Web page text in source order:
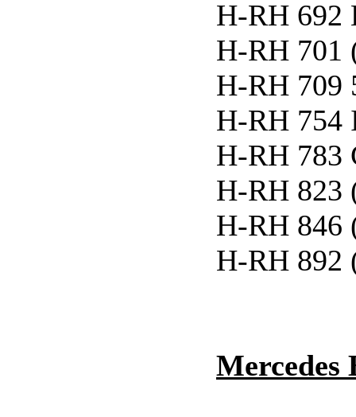
H-RH 692
H-RH 701
H-RH 709
H-RH 754
H-RH 783
H-RH 823
H-RH 846
H-RH 892
Mercedes